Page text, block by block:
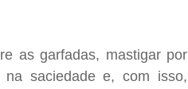
as garfadas, mastigar por
saciedade e, com isso,